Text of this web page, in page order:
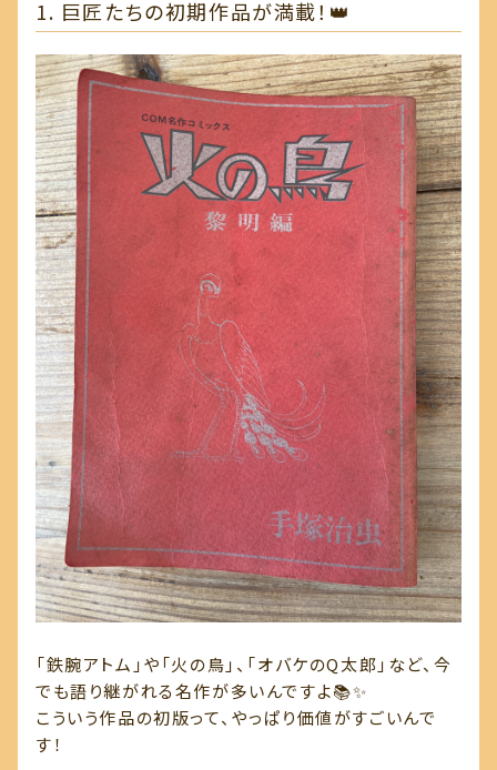
1. 巨匠たちの初期作品が満載！👑
「鉄腕アトム」や「火の鳥」、「オバケのQ太郎」など、今
でも語り継がれる名作が多いんですよ📚✨
こういう作品の初版って、やっぱり価値がすごいんで
す！